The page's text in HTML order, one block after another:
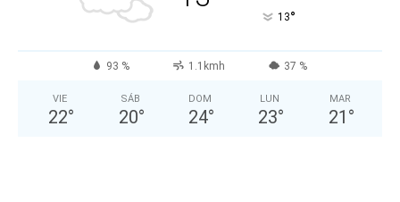
13°
93 % 1.1kmh 37 %
VIE
22°
SÁB
20°
DOM
24°
LUN
23°
MAR
21 °